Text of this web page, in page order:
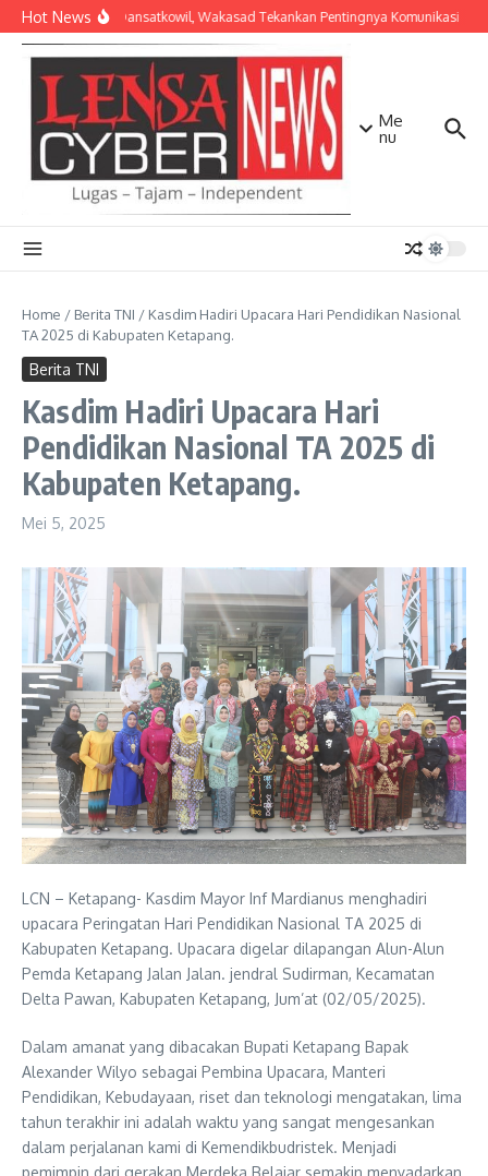
Lewati ke konten
Hot NewsBekali Dansatkowil, Wakasad Tekankan Pentingnya Komunikasi
Me
nu
Home / Berita TNI / Kasdim Hadiri Upacara Hari Pendidikan Nasional
TA 2025 di Kabupaten Ketapang.
Berita TNI
Kasdim Hadiri Upacara Hari
Pendidikan Nasional TA 2025 di
Kabupaten Ketapang.
Mei 5, 2025
LCN – Ketapang- Kasdim Mayor Inf Mardianus menghadiri
upacara Peringatan Hari Pendidikan Nasional TA 2025 di
Kabupaten Ketapang. Upacara digelar dilapangan Alun-Alun
Pemda Ketapang Jalan Jalan. jendral Sudirman, Kecamatan
Delta Pawan, Kabupaten Ketapang, Jum’at (02/05/2025).
Dalam amanat yang dibacakan Bupati Ketapang Bapak
Alexander Wilyo sebagai Pembina Upacara, Manteri
Pendidikan, Kebudayaan, riset dan teknologi mengatakan, lima
tahun terakhir ini adalah waktu yang sangat mengesankan
dalam perjalanan kami di Kemendikbudristek. Menjadi
pemimpin dari gerakan Merdeka Belajar semakin menyadarkan